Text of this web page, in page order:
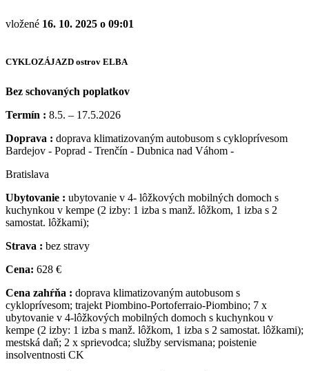
vložené 16. 10. 2025 o 09:01
CYKLOZÁJAZD ostrov ELBA
Bez schovaných poplatkov
Termín : 8.5. – 17.5.2026
Doprava : doprava klimatizovaným autobusom s cykloprívesom
Bardejov - Poprad - Trenčín - Dubnica nad Váhom -
Bratislava
Ubytovanie : ubytovanie v 4- lôžkových mobilných domoch s
kuchynkou v kempe (2 izby: 1 izba s manž. lôžkom, 1 izba s 2
samostat. lôžkami);
Strava : bez stravy
Cena: 628 €
Cena zahŕňa : doprava klimatizovaným autobusom s
cykloprívesom; trajekt Piombino-Portoferraio-Piombino; 7 x
ubytovanie v 4-lôžkových mobilných domoch s kuchynkou v
kempe (2 izby: 1 izba s manž. lôžkom, 1 izba s 2 samostat. lôžkami);
mestská daň; 2 x sprievodca; služby servismana; poistenie
insolventnosti CK